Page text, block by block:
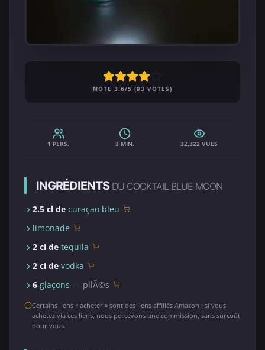
NOTE 3.6/5 (93 VOTES)
1 PERS. 3 MIN. 32,322 VUES
INGRÉDIENTS DU COCKTAIL BLUE MOON
2.5 cl de curaçao bleu
limonade
2 cl de tequila
2 cl de vodka
6 glaçons — pilÃ©s
Certains liens « acheter » sont des liens affiliés Amazon : si vous
achetez via ces liens, nous percevons une commission, sans surcoût
pour vous.